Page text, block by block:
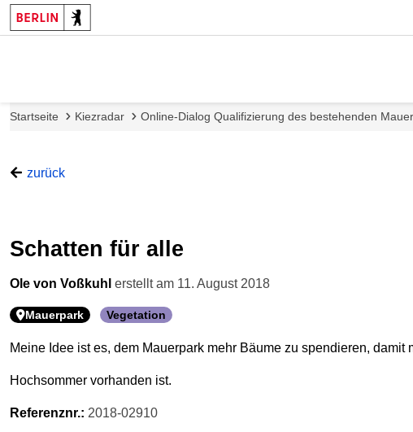
Startseite Kiezradar Online-Dialog Qualifizierung des bestehenden
zurück
Schatten für alle
Ole von Voßkuhl erstellt am 11. August 2018
Mauerpark Vegetation
Meine Idee ist es, dem Mauerpark mehr Bäume zu spendieren, damit
Hochsommer vorhanden ist.
Referenznr.: 2018-02910